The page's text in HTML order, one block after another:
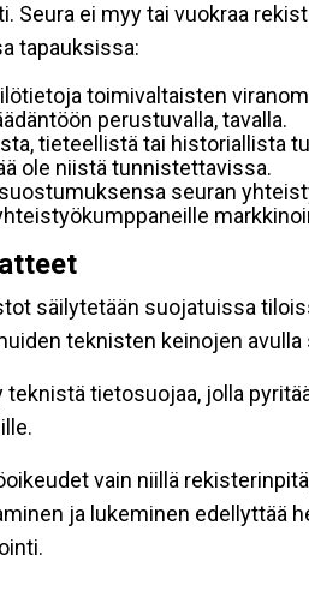
Seura ei myy tai vuokraa
tapauksissa:
toimivaltaisten
perustuvalla, tavalla.
tieteellistä tai historiallista
ole niistä tunnistettavissa.
seuran
säilytetään suojatuissa
teknisten keinojen
tietosuojaa, jolla
vain niillä
ja lukeminen